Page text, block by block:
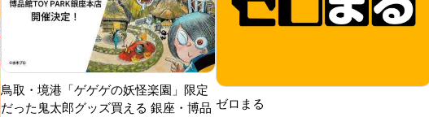
鳥取・境港「ゲゲゲの妖怪楽園」限定
だった鬼太郎グッズ買える 銀座・博品 ゼロまる